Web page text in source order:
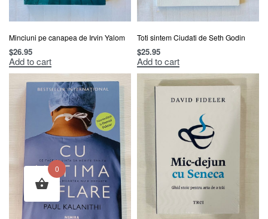
Minciuni pe canapea de Irvin Yalom
$26.95
Add to cart
Toti sintem Ciudati de Seth Godin
$25.95
Add to cart
0